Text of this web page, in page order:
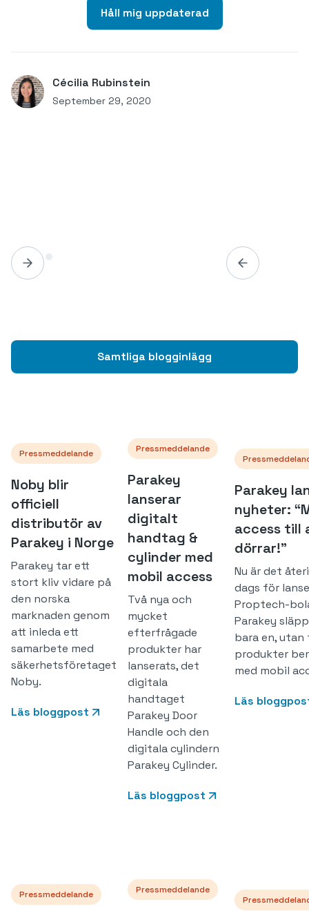
Håll mig uppdaterad
Cécilia Rubinstein
September 29, 2020
Samtliga blogginlägg
Pressmeddelande
Noby blir
officiell
distributör av
Parakey i Norge
Parakey tar ett
stort kliv vidare på
den norska
marknaden genom
att inleda ett
samarbete med
säkerhetsföretaget
Noby.
Läs bloggpost
Pressmeddelande
Parakey
lanserar
digitalt
handtag &
cylinder med
mobil access
Två nya och
mycket
efterfrågade
produkter har
lanserats, det
digitala
handtaget
Parakey Door
Handle och den
digitala cylindern
Parakey Cylinder.
Läs bloggpost
Parakey
nyheter:
access till
dörrar!”
Nu är det
dags för
Proptech-
Parakey
bara en, utan
produkter
med mobil
Läs
Pressmeddelande Pressmeddelande